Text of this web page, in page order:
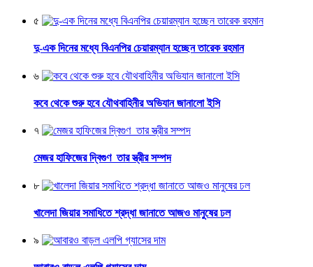
৫
দু-এক দিনের মধ্যে বিএনপির চেয়ারম্যান হচ্ছেন তারেক রহমান
৬
কবে থেকে শুরু হবে যৌথবাহিনীর অভিযান জানালো ইসি
৭
মেজর হাফিজের দ্বিগুণ তার স্ত্রীর সম্পদ
৮
খালেদা জিয়ার সমাধিতে শ্রদ্ধা জানাতে আজও মানুষের ঢল
৯